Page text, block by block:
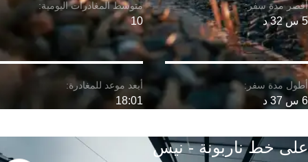
5 س 32 د
6 س 37 د
10
18:01
على خط ناربونة - نيس